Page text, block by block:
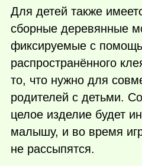
Для детей также
сборные деревянные
фиксируемые с
распространённого
то, что нужно для
родителей с детьми.
целое изделие будет
малышу, и во время
не рассыпятся.